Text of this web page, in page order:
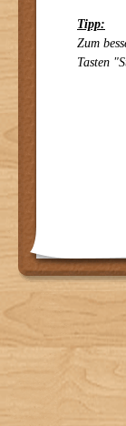
Tipp:
Zum
Tasten